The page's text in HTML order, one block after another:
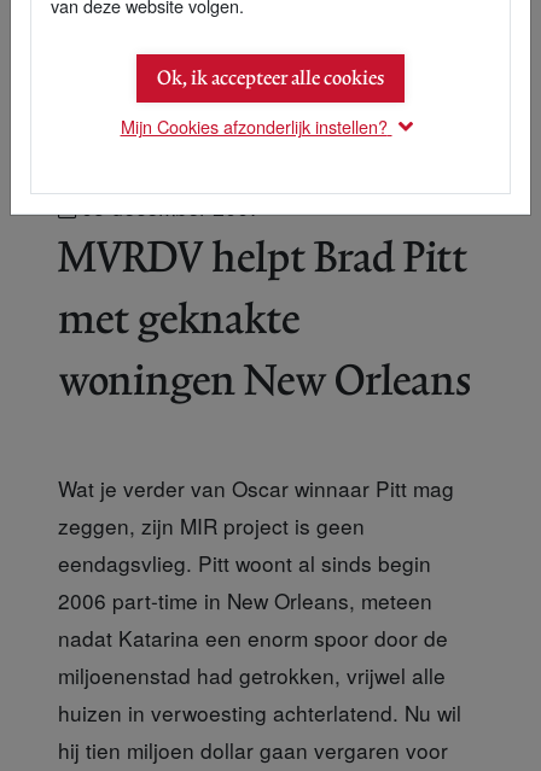
05 december 2007
MVRDV helpt Brad Pitt
met geknakte
woningen New Orleans
Wat je verder van Oscar winnaar Pitt mag
zeggen, zijn MIR project is geen
eendagsvlieg. Pitt woont al sinds begin
2006 part-time in New Orleans, meteen
nadat Katarina een enorm spoor door de
miljoenenstad had getrokken, vrijwel alle
huizen in verwoesting achterlatend. Nu wil
hij tien miljoen dollar gaan vergaren voor
van deze website volgen.
Ok, ik accepteer alle cookies
Mijn Cookies afzonderlijk instellen?